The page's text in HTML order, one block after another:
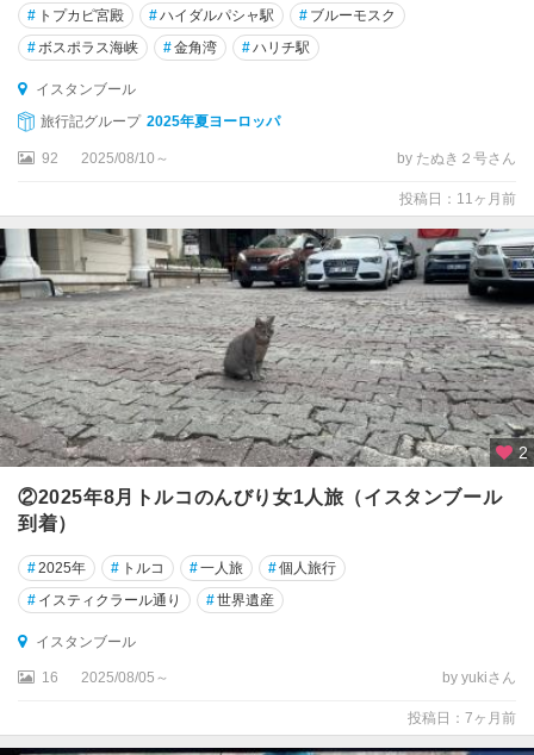
ゾ
ン
ト
ロ
イ
遺
辺
ド
ゥ
バ
ヤ
ジ
ッ
ト
ネ
ム
ル
ト
ダ
ー
ゥ
フ
テ
# トプカピ宮殿 #ハイダルパシャ駅 # ブルーモスク
#ボスポラス海峡 #金角湾 #ハリチ駅
イスタンブール
旅行記グループ 2025年夏ヨーロッパ
92 2025/08/10～ by たぬき２号さん
投稿日：11ヶ月前
2
②2025年8月トルコのんびり女1人旅（イスタンブール
到着）
#2025年 # トルコ #一人旅 #個人旅行
# イスティクラール通り #世界遺産
イスタンブール
16 2025/08/05～ by yukiさん
投稿日：7ヶ月前